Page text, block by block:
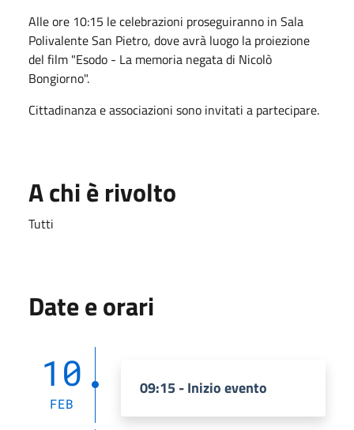
Alle ore 10:15 le celebrazioni proseguiranno in Sala
Polivalente San Pietro, dove avrà luogo la proiezione
del film "Esodo - La memoria negata di Nicolò
Bongiorno".
Cittadinanza e associazioni sono invitati a partecipare.
A chi è rivolto
Tutti
Date e orari
10
FEB
09:15 - Inizio evento